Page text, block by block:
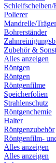
Polierer
Mandrelle/Träger
Bohrerständer
Zubehör &
Alles anzeigen
Röntgen
Röntgen
Röntgenfilme
Speicherfolien
Strahlenschutz
Röntgenchemie
Halter
Röntgenzubehör
Röntgenfilm-
Alles anzeigen
Alles anzeigen